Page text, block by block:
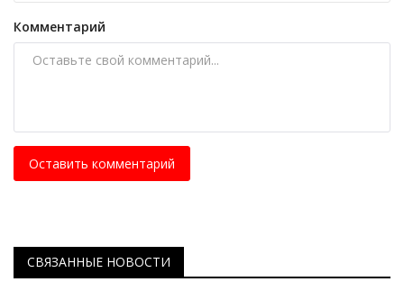
Комментарий
Оставить комментарий
СВЯЗАННЫЕ НОВОСТИ